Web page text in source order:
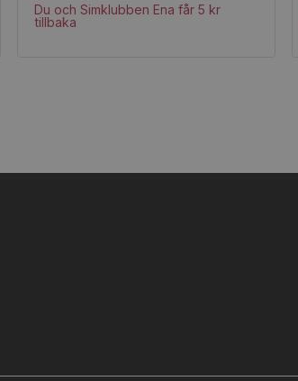
Du och Simklubben Ena får 5 kr
tillbaka